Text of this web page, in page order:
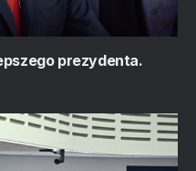
prezydenta.